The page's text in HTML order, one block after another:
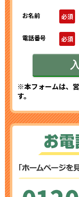
お名前 必須
電話番号 必須
※本フォームは、
す。